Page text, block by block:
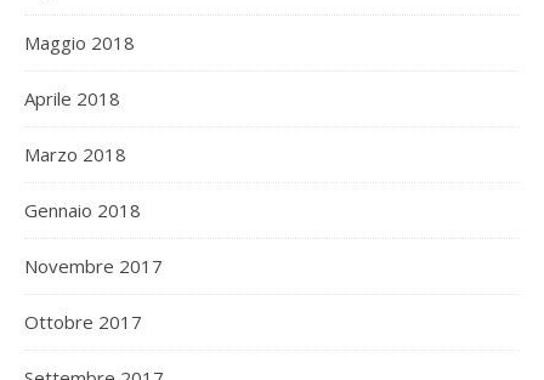
Maggio 2018
Aprile 2018
Marzo 2018
Gennaio 2018
Novembre 2017
Ottobre 2017